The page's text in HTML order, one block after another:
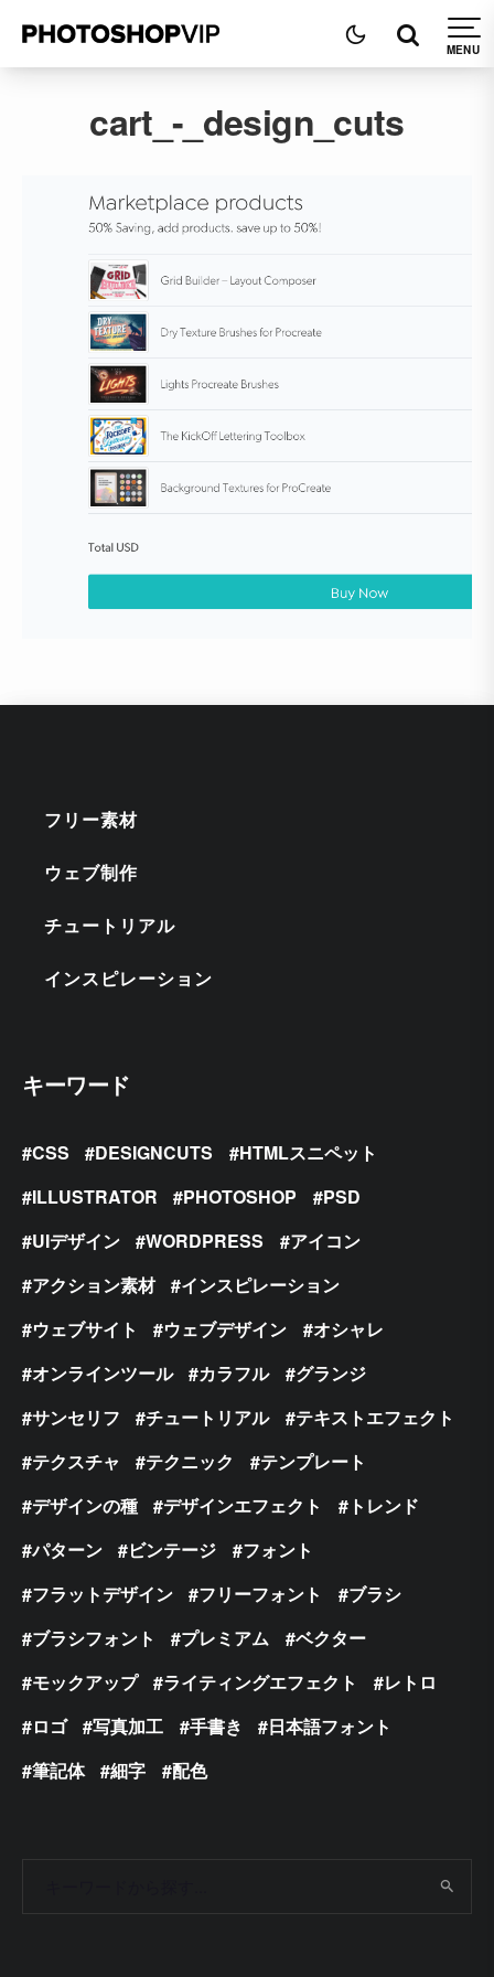
cart_-_design_cuts
フリー素材
ウェブ制作
チュートリアル
インスピレーション
キーワード
CSS DESIGNCUTS
HTMLスニペット
ILLUSTRATOR
PHOTOSHOP
PSD
UIデザイン
WORDPRESS
アイコン
アクション素材
インスピレーション
ウェブサイト
ウェブデザイン
オシャレ
オンラインツール
カラフル
グランジ
サンセリフ
チュートリアル
テキストエフェクト
テクスチャ
テクニック
テンプレート
デザインの種
デザインエフェクト
トレンド
パターン
ビンテージ
フォント
フラットデザイン
フリーフォント
ブラシ
ブラシフォント
プレミアム
ベクター
モックアップ
ライティングエフェクト
レトロ
ロゴ
写真加工 手書き
日本語フォント
筆記体
細字 配色